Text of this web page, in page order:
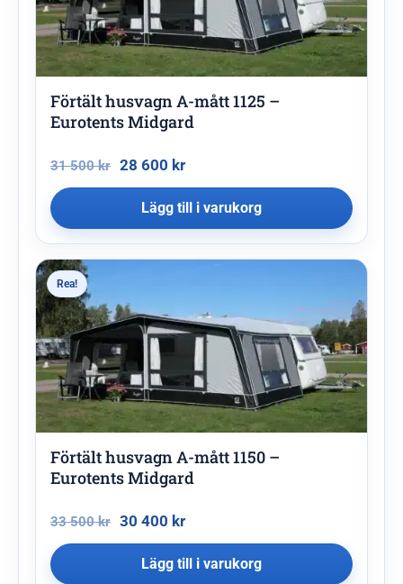
Förtält husvagn A-mått 1125 –
Eurotents Midgard
31 500kr 28 600 kr
Lägg till i varukorg
Rea!
Förtält husvagn A-mått 1150 –
Eurotents Midgard
33 500kr 30 400 kr
Lägg till i varukorg